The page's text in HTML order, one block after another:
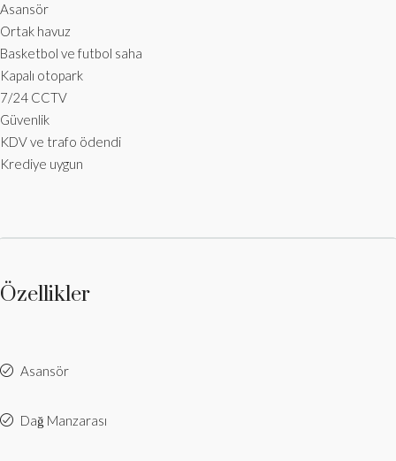
Asansör
Ortak havuz
Basketbol ve futbol saha
Kapalı otopark
7/24 CCTV
Güvenlik
KDV ve trafo ödendi
Krediye uygun
Özellikler
Asansör
Dağ Manzarası